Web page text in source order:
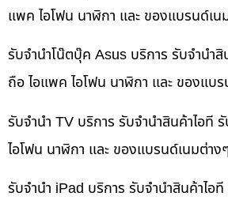
แพค ไอโฟน นาฬิกา และ ของแบรนด์เน
รับจำนำโน๊ตบุ๊ค Asus บริการ รับจำนำ
ถือ ไอแพค ไอโฟน นาฬิกา และ ของแบ
รับจำนำ TV บริการ รับจำนำสินค้าไอที
ไอโฟน นาฬิกา และ ของแบรนด์เนมต่าง
รับจำนำ iPad บริการ รับจำนำสินค้าไอ